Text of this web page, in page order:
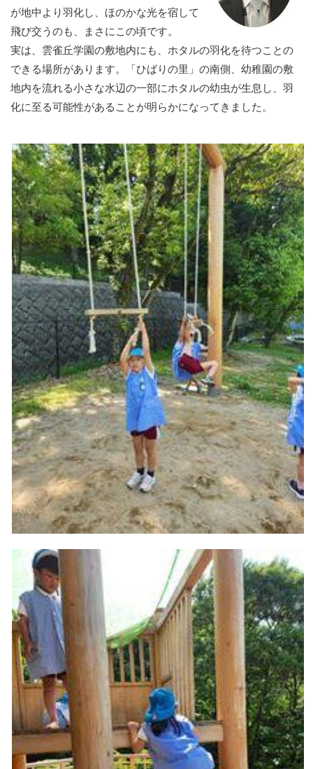
が地中より羽化し、ほのかな光を宿して
飛び交うのも、まさにこの頃です。
実は、雲雀丘学園の敷地内にも、ホタルの羽化を待つことの
できる場所があります。「ひばりの里」の南側、幼稚園の敷
地内を流れる小さな水辺の一部にホタルの幼虫が生息し、羽
化に至る可能性があることが明らかになってきました。